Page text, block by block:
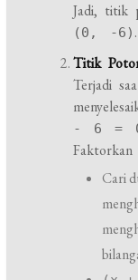
Jadi, titik
(0, -6) .
Titik
Terjadi
- 6 =
Faktorkan
Cari